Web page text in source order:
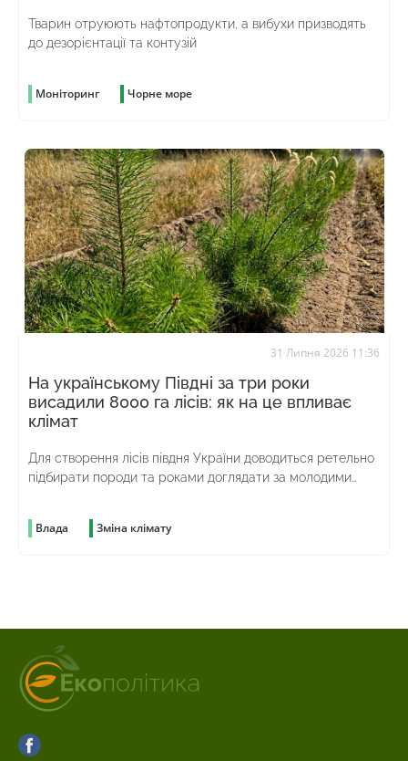
Тварин отруюють нафтопродукти, а вибухи призводять
до дезорієнтації та контузій
Моніторинг Чорне море
31 Липня 2026 11:36
На українському Півдні за три роки
висадили 8000 га лісів: як на це впливає
клімат
Для створення лісів півдня України доводиться ретельно
підбирати породи та роками доглядати за молодими
Влада Зміна клімату